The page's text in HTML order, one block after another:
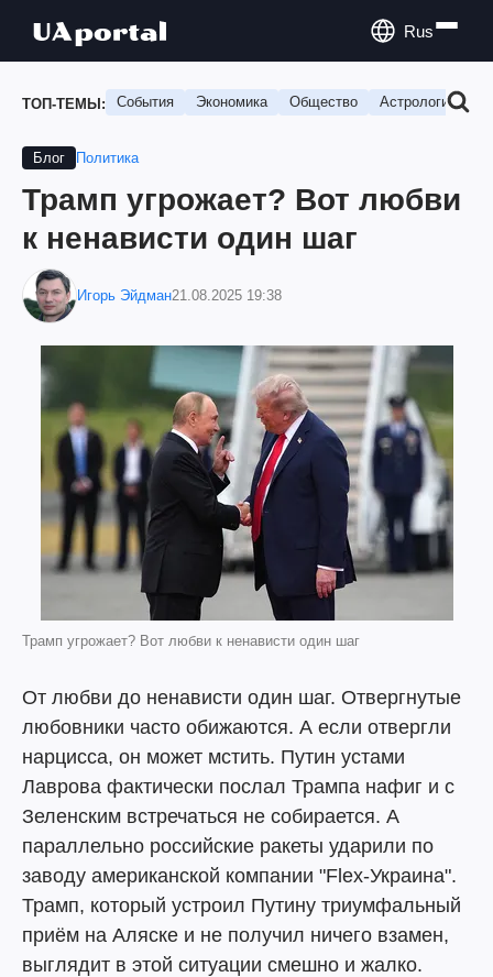
Rus
ТОП-ТЕМЫ: События Экономика Общество Астрология
Блог Политика
Трамп угрожает? Вот любви
к ненависти один шаг
Игорь Эйдман21.08.2025 19:38
Трамп угрожает? Вот любви к ненависти один шаг
От любви до ненависти один шаг. Отвергнутые
любовники часто обижаются. А если отвергли
нарцисса, он может мстить. Путин устами
Лаврова фактически послал Трампа нафиг и с
Зеленским встречаться не собирается. А
параллельно российские ракеты ударили по
заводу американской компании "Flex-Украина".
Трамп, который устроил Путину триумфальный
приём на Аляске и не получил ничего взамен,
выглядит в этой ситуации смешно и жалко.